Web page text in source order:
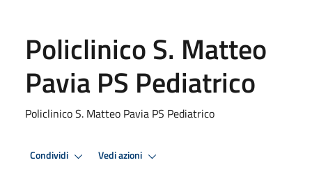
Policlinico S. Matteo
Pavia PS Pediatrico
Policlinico S. Matteo Pavia PS Pediatrico
Condividi Vedi azioni